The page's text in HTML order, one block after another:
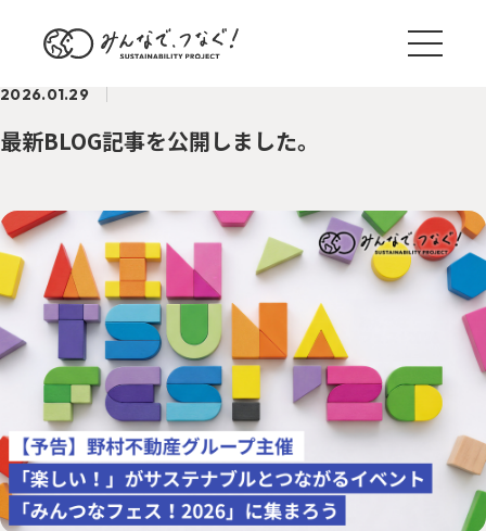
ブログ一覧
TREND サステナ国内外事例
ACTION 野村のサステナアクション
PEOPLE サステナに向き合う人々
2026.01.29
最新BLOG記事を公開しました。